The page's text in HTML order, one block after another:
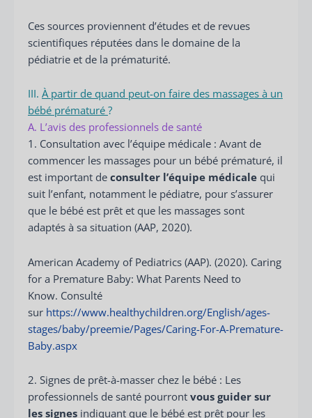
Ces sources proviennent d’études et de revues
scientifiques réputées dans le domaine de la
pédiatrie et de la prématurité.
III. À partir de quand peut-on faire des massages à un
bébé prématuré ?
A. L’avis des professionnels de santé
1. Consultation avec l’équipe médicale : Avant de
commencer les massages pour un bébé prématuré, il
est important de consulter l’équipe médicale qui
suit l’enfant, notamment le pédiatre, pour s’assurer
que le bébé est prêt et que les massages sont
adaptés à sa situation (AAP, 2020).
American Academy of Pediatrics (AAP). (2020). Caring
for a Premature Baby: What Parents Need to
Know. Consulté
sur https://www.healthychildren.org/English/ages-
stages/baby/preemie/Pages/Caring-For-A-Premature-
Baby.aspx
2. Signes de prêt-à-masser chez le bébé : Les
professionnels de santé pourront vous guider sur
les signes indiquant que le bébé est prêt pour les